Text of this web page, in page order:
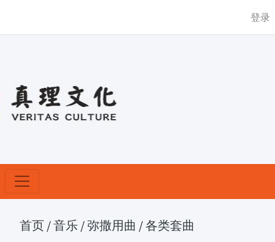
登录
首页 /音乐 /弥撒用曲 /各类套曲